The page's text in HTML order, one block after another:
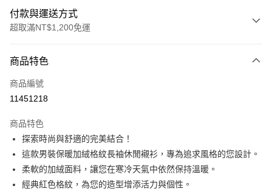
付款與運送方式
超取滿NT$1,200免運
信用卡一次付款
超商取貨付款
Apple Pay
悠遊付
Google Pay
商品特色
商品編號
11451218
商品特色
探索時尚與舒適的完美結合！
這款男裝保暖加絨格紋長袖休閒襯衫，專為追求風格的您設計。
柔軟的加絨面料，讓您在寒冷天氣中依然保持溫暖。
經典紅色格紋，為您的造型增添活力與個性。